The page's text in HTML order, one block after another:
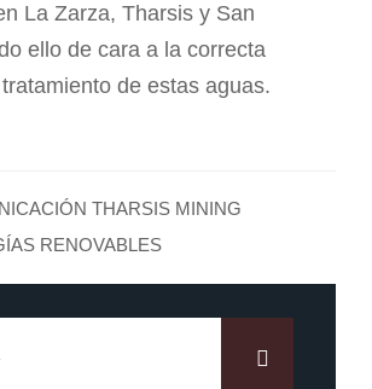
La Zarza, Tharsis y San
ello de cara a la correcta
de estas aguas.
THARSIS MINING
RENOVABLES